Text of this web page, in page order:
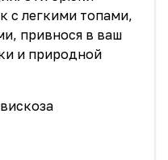
с легкими топами,
привнося в ваш
и природной